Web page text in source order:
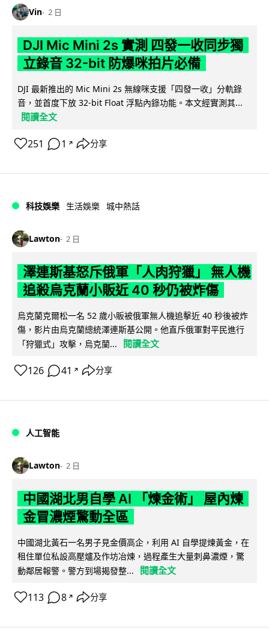
Vin 2 日
DJI Mic Mini 2s 實測 四發一收同步獨
立錄音 32-bit 防爆咪拍片必備
DJI 最新推出的 Mic Mini 2s 無線咪支援「四發一收」分軌錄
音，並首度下放 32-bit Float 浮點內錄功能。本文經實測其...
閱讀全文
251 1 ↗ 分享
科技娛樂 生活娛樂 城中熱話
Lawton 2 日
澤連斯基怒斥俄軍「人肉狩獵」 無人機
追殺烏克蘭小販近 40 秒仍被炸傷
烏克蘭克爾松一名 52 歲小販被俄軍無人機追擊近 40 秒後被炸
傷，影片由烏克蘭總統澤連斯基公開。他直斥俄軍對平民進行
「狩獵式」攻擊，烏克蘭...
閱讀全文
126 41 ↗ 分享
人工智能
Lawton 2 日
中國湖北男自學 AI 「煉金術」 屋內煉
金冒濃煙驚動全區
中國湖北黃石一名男子見金價高企，利用 AI 自學提煉黃金，在
租住單位私設高壓爐及作坊冶煉，過程產生大量刺鼻濃煙，驚
動鄰居報警。警方到場揭發整...
閱讀全文
113 8 ↗ 分享